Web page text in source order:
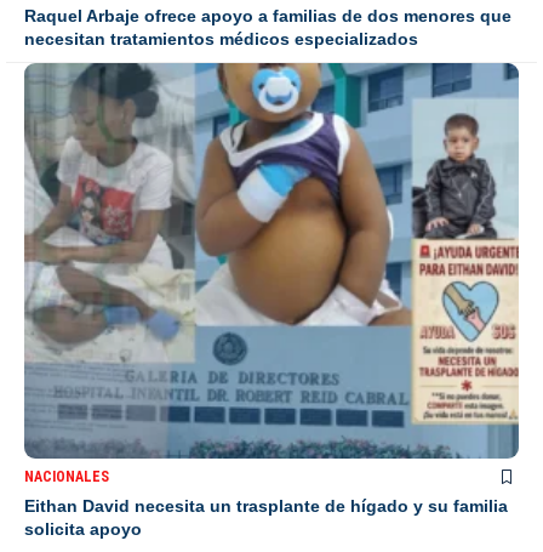
Raquel Arbaje ofrece apoyo a familias de dos menores que
necesitan tratamientos médicos especializados
NACIONALES
Eithan David necesita un trasplante de hígado y su familia
solicita apoyo